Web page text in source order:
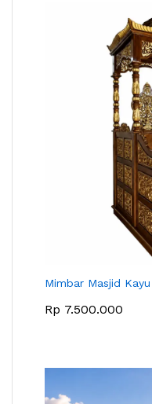
Mimbar Masjid
Rp 7.500.000